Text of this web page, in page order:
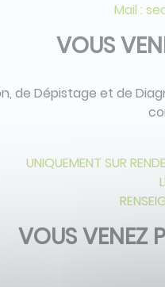
Mail :
VOUS
de Dépistage et de
UNIQUEMENT SUR
VOUS VENEZ